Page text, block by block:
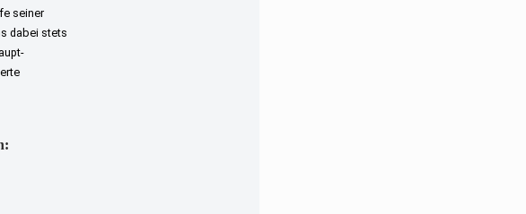
seiner
dabei stets